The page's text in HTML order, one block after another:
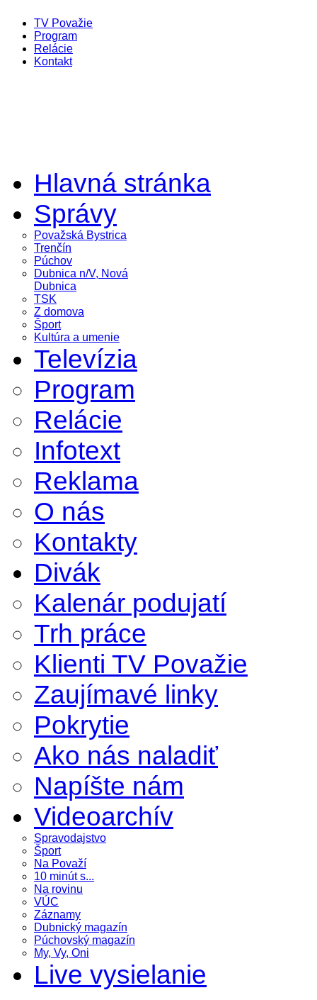
TV Považie
Program
Relácie
Kontakt
Hlavná stránka
Správy
Považská Bystrica
Trenčín
Púchov
Dubnica n/V, Nová
Dubnica
TSK
Z domova
Šport
Kultúra a umenie
Televízia
Program
Relácie
Infotext
Reklama
O nás
Kontakty
Divák
Kalenár podujatí
Trh práce
Klienti TV Považie
Zaujímavé linky
Pokrytie
Ako nás naladiť
Napíšte nám
Videoarchív
Spravodajstvo
Šport
Na Považí
10 minút s...
Na rovinu
VÚC
Záznamy
Dubnický magazín
Púchovský magazín
My, Vy, Oni
Live vysielanie